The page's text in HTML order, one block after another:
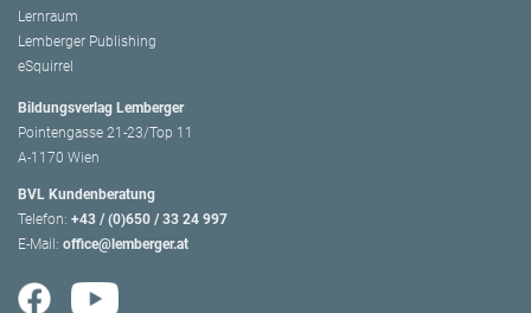
Lernraum
Lemberger Publishing
eSquirrel
Bildungsverlag Lemberger
Pointengasse 21-23/Top 11
A-1170 Wien
BVL Kundenberatung
Telefon: +43 / (0)650 / 33 24 997
E-Mail: office@lemberger.at